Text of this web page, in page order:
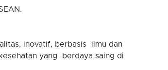
inovatif, berbasis ilmu dan
yang berdaya saing di